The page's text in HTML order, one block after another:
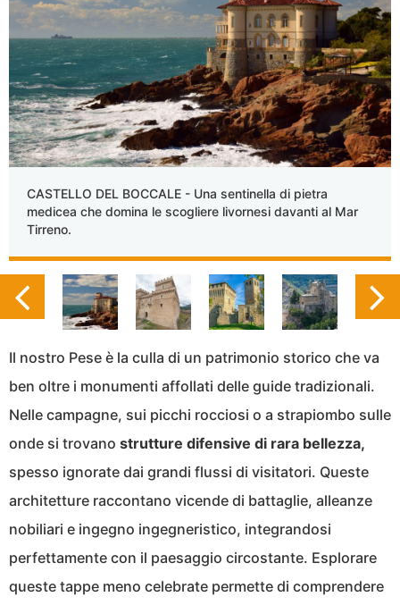
CASTELLO DEL BOCCALE - Una sentinella di pietra
medicea che domina le scogliere livornesi davanti al Mar
Tirreno.
Il nostro Pese è la culla di un patrimonio storico che va
ben oltre i monumenti affollati delle guide tradizionali.
Nelle campagne, sui picchi rocciosi o a strapiombo sulle
onde si trovano strutture difensive di rara bellezza,
spesso ignorate dai grandi flussi di visitatori. Queste
architetture raccontano vicende di battaglie, alleanze
nobiliari e ingegno ingegneristico, integrandosi
perfettamente con il paesaggio circostante. Esplorare
queste tappe meno celebrate permette di comprendere